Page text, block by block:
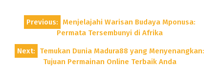
Post
navigation
Previous:
Menjelajahi Warisan Budaya Mponusa:
Permata Tersembunyi di Afrika
Next:
Temukan Dunia Madura88 yang Menyenangkan:
Tujuan Permainan Online Terbaik Anda